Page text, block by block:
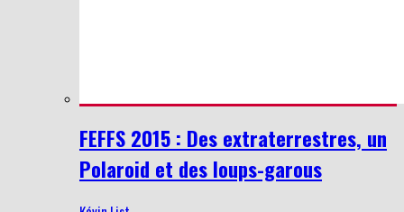
FEFFS 2015 : Des extraterrestres, un
Polaroid et des loups-garous